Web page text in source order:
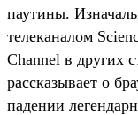
паутины.
телеканалом
Channel в других
рассказывает о
падении